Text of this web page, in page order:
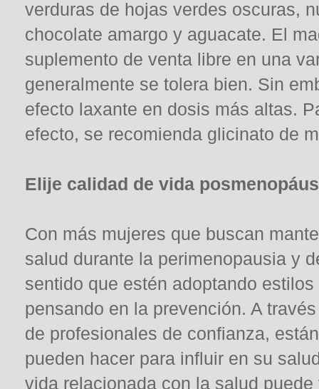
verduras de hojas verdes oscuras,
chocolate amargo y aguacate. El
suplemento de venta libre en una
generalmente se tolera bien. Sin
efecto laxante en dosis más altas.
efecto, se recomienda glicinato de
Elije calidad de vida
Con más mujeres que buscan
salud durante la perimenopausia y
sentido que estén adoptando
pensando en la prevención. A
de profesionales de confianza,
pueden hacer para influir en su
vida relacionada con la salud